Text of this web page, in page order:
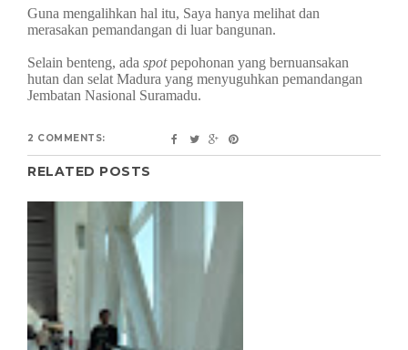
Guna mengalihkan hal itu, Saya hanya melihat dan
merasakan pemandangan di luar bangunan.
Selain benteng, ada spotpepohonan yang bernuansakan
hutan dan selat Madura yang menyuguhkan pemandangan
Jembatan Nasional Suramadu.
2 COMMENTS:
RELATED POSTS